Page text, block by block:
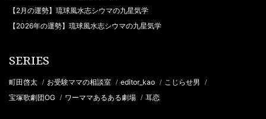
【2月の運勢】琉球風水志シウマの九星気学
【2026年の運勢】琉球風水志シウマの九星気学
SERIES
町田啓太 / お受験ママの相談室 / editor_kao / こじらせ男 /
宝塚歌劇団OG / ワーママあるある劇場 / 耳恋